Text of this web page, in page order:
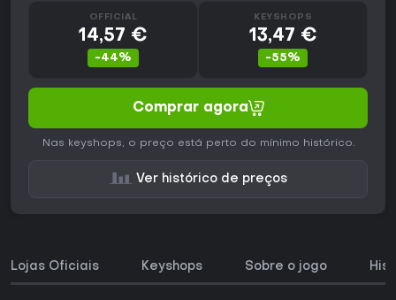
OFFICIAL
14,57 €
-44%
KEYSHOPS
13,47 €
-55%
Comprar agora
Nas keyshops, o preço está perto do mínimo histórico.
Ver histórico de preços
Lojas Oficiais Keyshops Sobre o jogo